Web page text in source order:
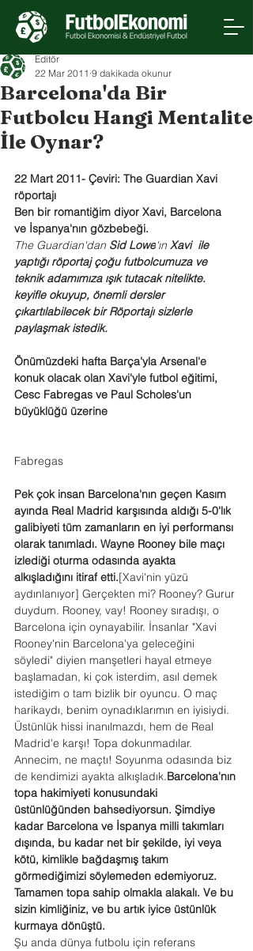
Barcelona'da Bir
Futbolcu Hangi Mentalite
İle Oynar?
Editör
22 Mar 2011 9 dakikada okunur
22 Mart 2011- Çeviri: The Guardian Xavi
röportajı
Ben bir romantiğim diyor Xavi, Barcelona
ve İspanya'nın gözbebeği.
The Guardian'dan Sid Lowe'ın Xavi  ile
yaptığı röportaj çoğu futbolcumuza ve
teknik adamımıza ışık tutacak nitelikte.
keyifle okuyup, önemli dersler
çıkartılabilecek bir Röportajı sizlerle
paylaşmak istedik.
Önümüzdeki hafta Barça'yla Arsenal'e
konuk olacak olan Xavi'yle futbol eğitimi,
Cesc Fabregas ve Paul Scholes'un
büyüklüğü üzerine
Fabregas
Pek çok insan Barcelona'nın geçen Kasım
ayında Real Madrid karşısında aldığı 5-0'lık
galibiyeti tüm zamanların en iyi performansı
olarak tanımladı. Wayne Rooney bile maçı
izlediği oturma odasında ayakta
alkışladığını itiraf etti.[Xavi'nin yüzü
aydınlanıyor] Gerçekten mi? Rooney? Gurur
duydum. Rooney, vay! Rooney sıradışı, o
Barcelona için oynayabilir. İnsanlar "Xavi
Rooney'nin Barcelona'ya geleceğini
söyledi" diyien manşetleri hayal etmeye
başlamadan, ki çok isterdim, asıl demek
istediğim o tam bizlik bir oyuncu. O maç
harikaydı, benim oynadıklarımın en iyisiydi.
Üstünlük hissi inanılmazdı, hem de Real
Madrid'e karşı! Topa dokunmadılar.
Annecim, ne maçtı! Soyunma odasında biz
de kendimizi ayakta alkışladık.Barcelona'nın
topa hakimiyeti konusundaki
üstünlüğünden bahsediyorsun. Şimdiye
kadar Barcelona ve İspanya milli takımları
dışında, bu kadar net bir şekilde, iyi veya
kötü, kimlikle bağdaşmış takım
görmediğimizi söylemeden edemiyoruz.
Tamamen topa sahip olmakla alakalı. Ve bu
sizin kimliğiniz, ve bu artık iyice üstünlük
kurmaya dönüştü.
Şu anda dünya futbolu için referans